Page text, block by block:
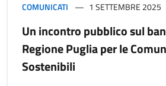
COMUNICATI 1 SETTEMBRE 2025
Un incontro pubblico sul
Regione Puglia per le
Sostenibili